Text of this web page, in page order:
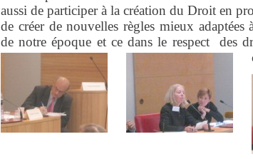
aussi de participer à la création du Droit en
de créer de nouvelles règles mieux adaptées
de notre époque et ce dans le respect
des